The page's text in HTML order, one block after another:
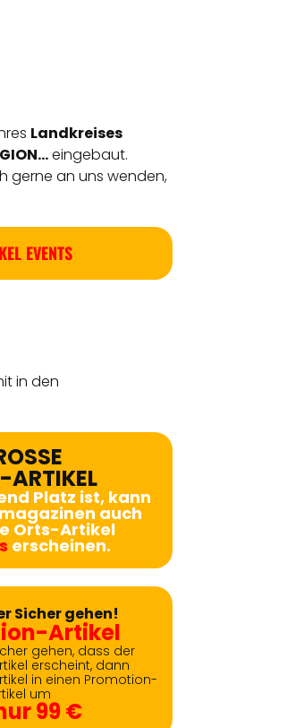
Landkreises
eingebaut.
gerne an uns wenden,
EVENTS
in den
ARTIKEL
Platz ist, kann
auch
Orts-Artikel
erscheinen.
Sicher gehen!
Artikel
gehen, dass der
erscheint, dann
in einen Promotion-
um
99 €